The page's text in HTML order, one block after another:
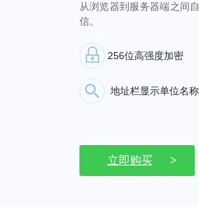
从浏览器到服务器端之间
信。
256位高强度加密
地址栏显示单位名称
立即购买